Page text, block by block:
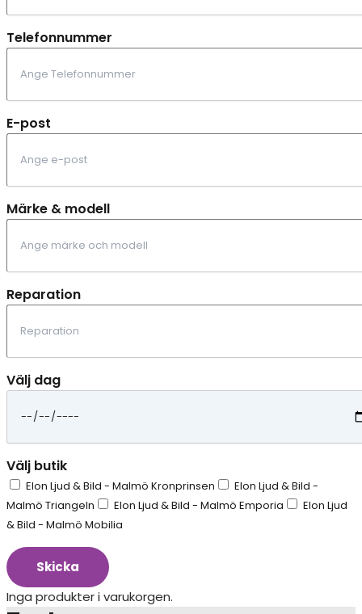
Telefonnummer
E-post
Märke & modell
Reparation
Välj dag
Välj butik
Elon Ljud & Bild - Malmö Kronprinsen
Elon Ljud & Bild -
Malmö Triangeln
Elon Ljud & Bild - Malmö Emporia
Elon Ljud
& Bild - Malmö Mobilia
Skicka
Inga produkter i varukorgen.